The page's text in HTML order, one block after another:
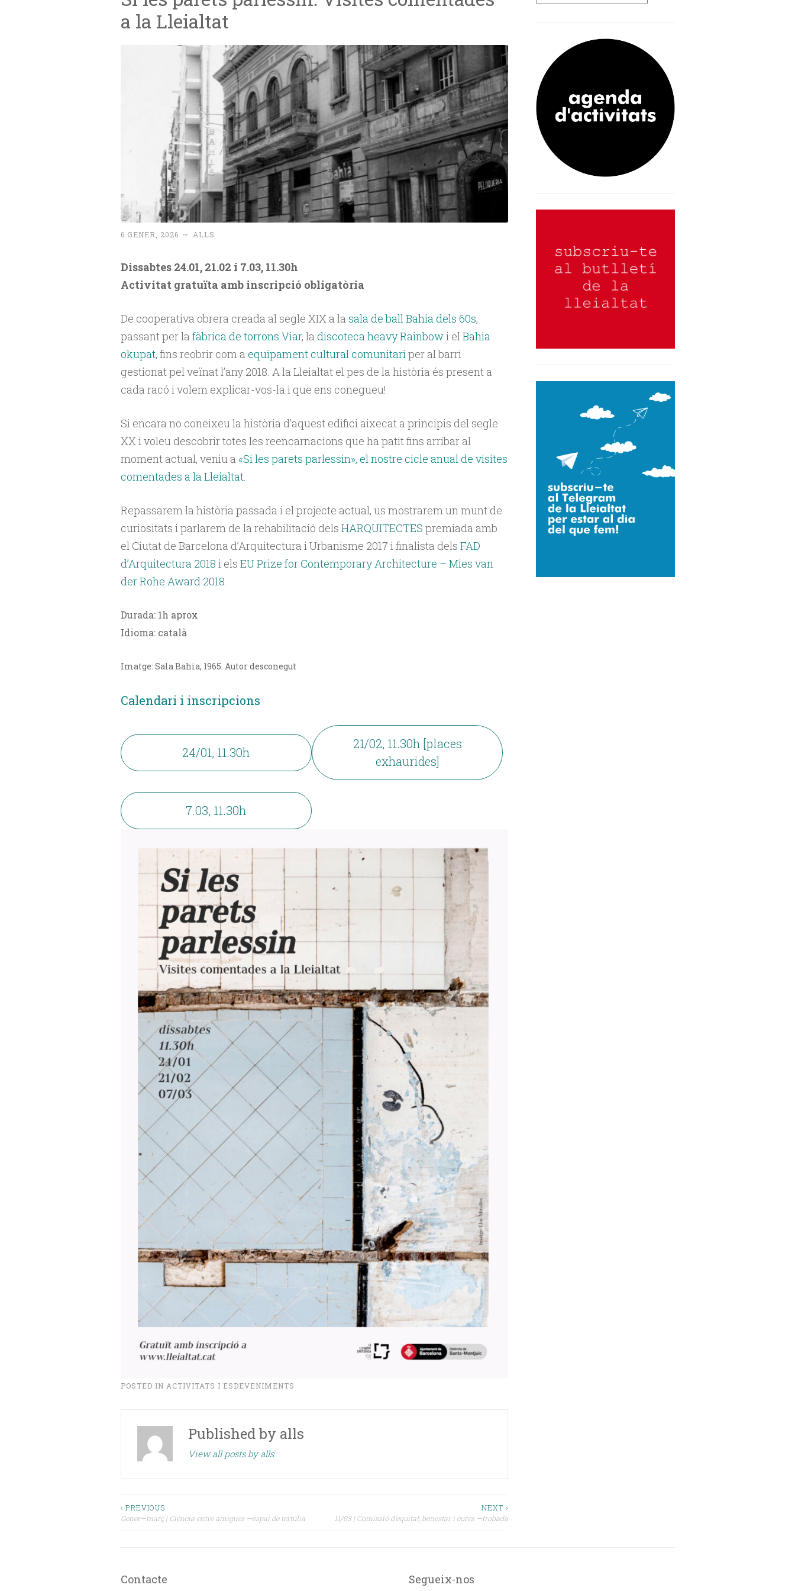
a la Lleialtat
6 GENER, 2026 ~ ALLS
Dissabtes 24.01, 21.02 i 7.03, 11.30h
Activitat gratuïta amb inscripció obligatòria
De cooperativa obrera creada al segle XIX a la sala de ball Bahia dels 60s,
passant per la fàbrica de torrons Viar, la discoteca heavy Rainbowi elBahia
okupat, fins reobrir com a equipament cultural comunitariper al barri
gestionat pel veïnat l’any 2018. A la Lleialtat el pes de la història és present a
cada racó i volem explicar-vos-la i que ens conegueu!
Si encara no coneixeu la història d’aquest edifici aixecat a principis del segle
XX i voleu descobrir totes les reencarnacions que ha patit fins arribar al
moment actual, veniu a «Si les parets parlessin», el nostre cicle anual de visites
comentades a la Lleialtat.
Repassarem la història passada i el projecte actual, us mostrarem un munt de
curiositats i parlarem de la rehabilitació dels HARQUITECTES premiada amb
el Ciutat de Barcelona d’Arquitectura i Urbanisme 2017 i finalista dels FAD
d’Arquitectura 2018 i els EU Prize for Contemporary Architecture – Mies van
der Rohe Award 2018.
Durada: 1h aprox
Idioma: català
Imatge: Sala Bahia, 1965. Autor desconegut
Calendari i inscripcions
24/01, 11.30h
21/02, 11.30h [places
exhaurides]
7.03, 11.30h
POSTED IN ACTIVITATS I ESDEVENIMENTS
Published by alls
View all posts by alls
Navegació
‹ PREVIOUS
Gener—març | Ciència entre amigues —espai de tertúlia
NEXT ›
11/03 | Comissió d’equitat, benestar i cures —trobada
Contacte Segueix-nos